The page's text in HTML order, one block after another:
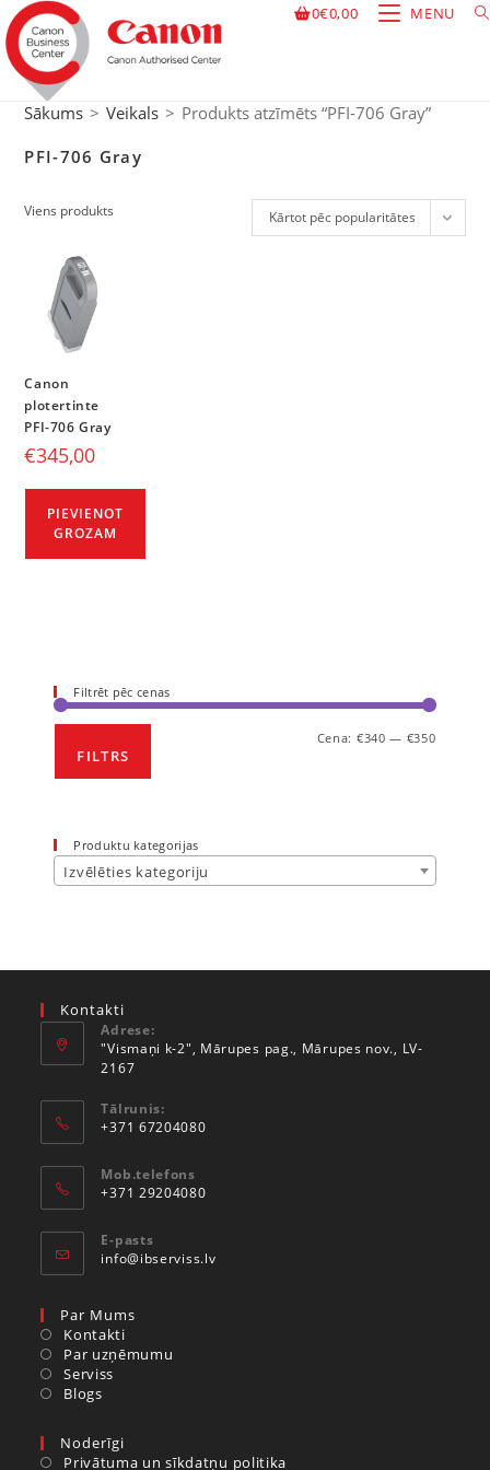
0€0,00 MENU
Sākums > Veikals > Produkts atzīmēts “PFI-706 Gray”
PFI-706 Gray
Viens produkts Kārtot pēc popularitātes
Canon
plotertinte
PFI-706 Gray
€345,00
PIEVIENOT
GROZAM
Filtrēt pēc cenas
FILTRS
Cena: €340 — €350
Produktu kategorijas
Izvēlēties kategoriju
Kontakti
Adrese:
"Vismaņi k-2", Mārupes pag., Mārupes nov., LV-
2167
Tālrunis:
+371 67204080
Mob.telefons
+371 29204080
E-pasts
info@ibserviss.lv
Par Mums
Kontakti
Par uzņēmumu
Serviss
Blogs
Noderīgi
Privātuma un sīkdatņu politika